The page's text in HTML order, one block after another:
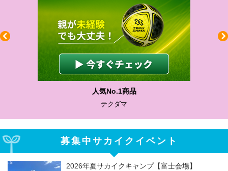
人気No.1商品
テクダマ
募集中サカイクイベント
2026年夏サカイクキャンプ【富士会場】